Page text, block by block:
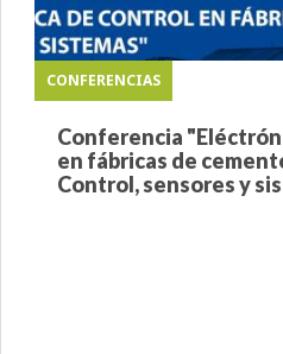
CONFERENCIAS
Conferencia
en fábricas de
Control, sensores y